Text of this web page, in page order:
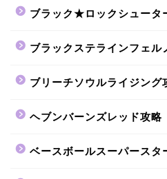
ブラック★ロックシュータ
ブラックステラインフェル
ブリーチソウルライジング
ヘブンバーンズレッド攻略
ベースボールスーパースタ